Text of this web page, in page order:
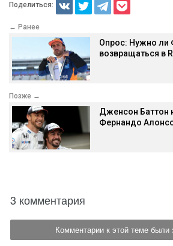
Поделиться:
← Ранее
Опрос: Нужно ли
возвращаться в
Позже →
Дженсон Баттон
Фернандо
3 комментария
Комментарии к этой теме были